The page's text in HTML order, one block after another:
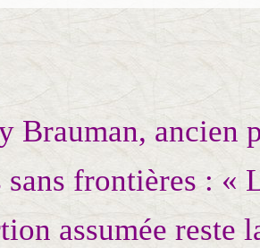
Brauman, ancien
sans frontières : «
assumée reste